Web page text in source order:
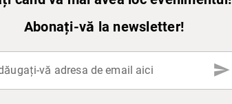
Abonați-vă la newsletter!
vă adresa de email aici send